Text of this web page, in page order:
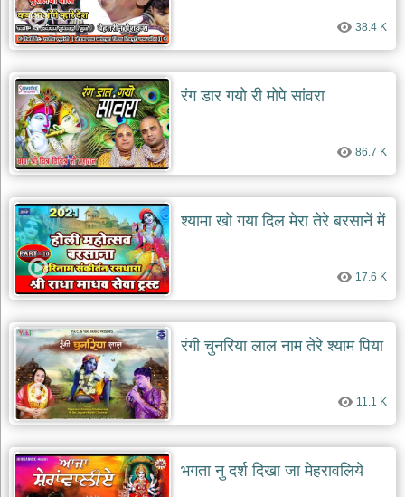
38.4 K
रंग डार गयो री मोपे सांवरा
86.7 K
श्यामा खो गया दिल मेरा तेरे बरसानें में
17.6 K
रंगी चुनरिया लाल नाम तेरे श्याम पिया
11.1 K
भगता नु दर्श दिखा जा मेहरावलिये